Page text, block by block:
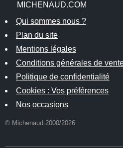
MICHENAUD.COM
Qui sommes nous ?
Plan du site
Mentions légales
Conditions générales de
Politique de confidentialité
Cookies : Vos préférences
Nos occasions
© Michenaud 2000/2026